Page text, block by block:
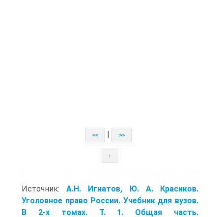
<< >>
↑
Источник:А.Н. Игнатов, Ю. А. Красиков.
Уголовное право России. Учебник для вузов.
В 2-х томах. Т. 1. Общая часть.